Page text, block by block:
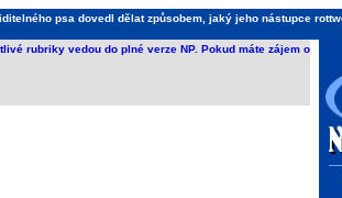
psa dovedl dělat způsobem, jaký jeho nástupce
rubriky vedou do plné verze NP. Pokud máte zájem o